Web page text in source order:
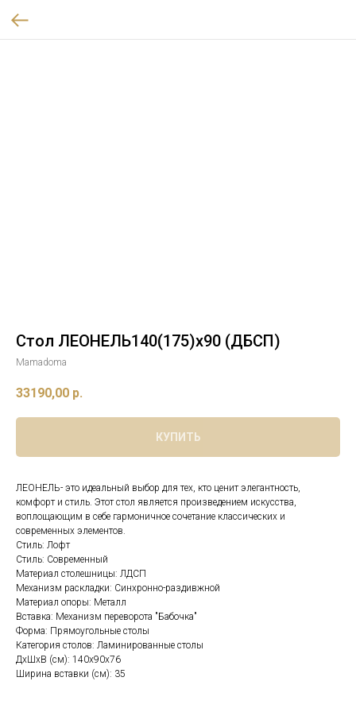
Стол ЛЕОНЕЛЬ140(175)x90 (ДБСП)
Mamadoma
33190,00 р.
КУПИТЬ
ЛЕОНЕЛЬ- это идеальный выбор для тех, кто ценит элегантность,
комфорт и стиль. Этот стол является произведением искусства,
воплощающим в себе гармоничное сочетание классических и
современных элементов.
Стиль: Лофт
Стиль: Современный
Материал столешницы: ЛДСП
Механизм раскладки: Синхронно-раздивжной
Материал опоры: Металл
Вставка: Механизм переворота "Бабочка"
Форма: Прямоугольные столы
Категория столов: Ламинированные столы
ДхШхВ (см): 140x90x76
Ширина вставки (см): 35